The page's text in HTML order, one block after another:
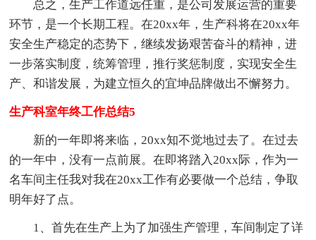
总之，生产工作道远任重，是公司发展运营的重要
环节，是一个长期工程。在20xx年，生产科将在20xx年
安全生产稳定的态势下，继续发扬艰苦奋斗的精神，进
一步落实制度，统筹管理，推行奖惩制度，实现安全生
产、和谐发展，为建立恒久的宜坤品牌做出不懈努力。
生产科室年终工作总结5
新的一年即将来临，20xx知不觉地过去了。在过去
的一年中，没有一点前展。在即将踏入20xx际，作为一
名车间主任我对我在20xx工作有必要做一个总结，争取
明年好了点。
1、首先在生产上为了加强生产管理，车间制定了详